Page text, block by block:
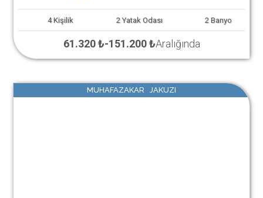
4 Kişilik 2 Yatak Odası 2 Banyo
61.320 ₺-151.200 ₺Aralığında
MUHAFAZAKAR JAKUZI